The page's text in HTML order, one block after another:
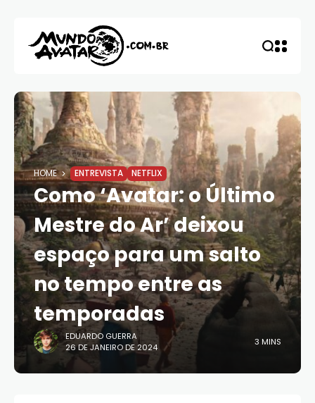
HOME ENTREVISTA NETFLIX
Como ‘Avatar: o Último
Mestre do Ar’ deixou
espaço para um salto
no tempo entre as
temporadas
EDUARDO GUERRA
26 DE JANEIRO DE 2024
3 MINS